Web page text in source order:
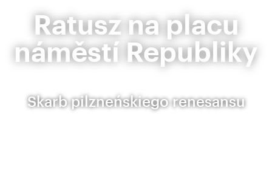
Ratusz na placu
náměstí Republiky
Skarb pilzneńskiego renesansu